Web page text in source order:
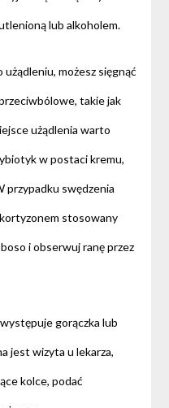
lub alkoholem.
możesz sięgnąć
takie jak
użądlenia warto
w postaci kremu,
przypadku swędzenia
stosowany
i obserwuj ranę przez
gorączka lub
jest wizyta u lekarza,
kolce, podać